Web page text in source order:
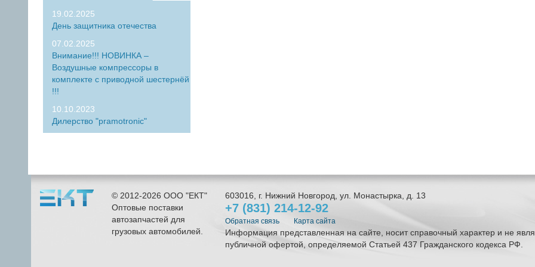
19.02.2025
День защитника отечества
07.02.2025
Внимание!!! НОВИНКА –
Воздушные компрессоры в
комплекте с приводной шестернёй
!!!
10.10.2023
Дилерство "pramotronic"
© 2012-2026 ООО "ЕКТ"
Оптовые поставки
автозапчастей для
грузовых автомобилей.
603016 , г. Нижний Новгород ул. Монастырка, д. 13
+7 (831) 214-12-92
Обратная связь Карта сайта
Информация представленная на сайте, носит справочный характер и не
публичной офертой, определяемой Статьей 437 Гражданского кодекса РФ.